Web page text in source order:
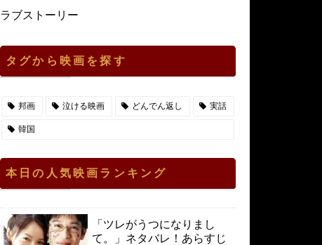
ラブストーリー
タグから映画を探す
邦画 泣ける映画 どんでん返し 実話
韓国
本日の人気映画ランキング
「ツレがうつになりまし
て。」ネタバレ！あらすじ